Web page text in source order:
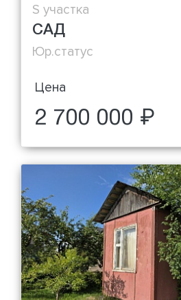
S участка
САД
Юр.статус
Цена
2 700 000 ₽